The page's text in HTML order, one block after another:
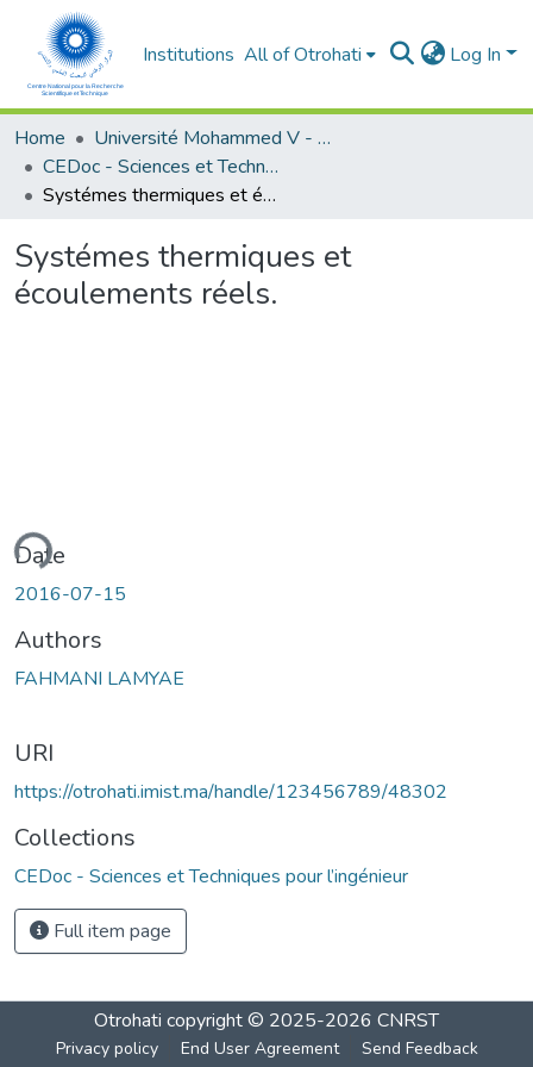
Institutions All of Otrohati Log In
Home
Université Mohammed V - Rabat
CEDoc - Sciences et Techniques pour l’ingénieur
Systémes thermiques et écoulements réels.
Systémes thermiques et
écoulements réels.
Date
2016-07-15
Authors
FAHMANI LAMYAE
URI
https://otrohati.imist.ma/handle/123456789/48302
Collections
CEDoc - Sciences et Techniques pour l’ingénieur
Full item page
Otrohati copyright © 2025-2026 CNRST
Privacy policy End User Agreement Send Feedback